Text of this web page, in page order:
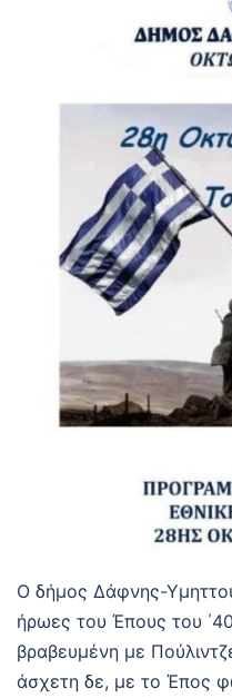
Ο δήμος Δάφνης-
ήρωες του Έπους του
βραβευμένη με
άσχετη δε, με το Έπος